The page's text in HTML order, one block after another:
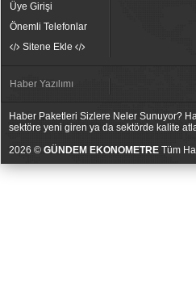
Üye Girişi
Önemli Telefonlar
Sitene Ekle
Haber Yazılımı
Haber Paketleri Sizlere Neler Sunuyor?
sektöre yeni giren ya da sektörde kalite
2026 © GÜNDEM EKONOMETRE Tüm